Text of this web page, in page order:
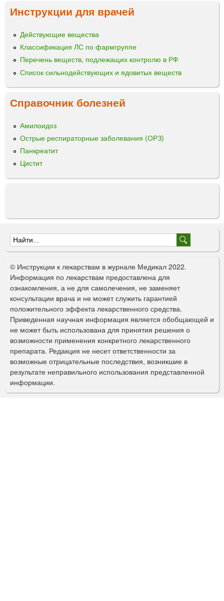
и
ф
и
л
и
а
т
цИнструкции для врачей
Действующие вещества
Классификация ЛС по фармгруппе
Перечень веществ, подлежащих контролю в РФ
Список сильнодействующих и ядовитых веществ
Справочник болезней
Амилоидоз
Острые респираторные заболевания (ОРЗ)
Панкреатит
Цистит
Ф
о
р
м
а
п
о
и
с
к
© Инструкции к лекарствам в журнале Медикал 2022.
Информация по лекарствам предоставлена для
ознакомления, а не для самолечения, не заменяет
консультации врача и не может служить гарантией
положительного эффекта лекарственного средства.
Приведенная научная информация является обобщающей и
не может быть использована для принятия решения о
возможности применения конкретного лекарственного
препарата. Редакция не несет ответственности за
возможные отрицательные последствия, возникшие в
результате неправильного использования представленной
информации.